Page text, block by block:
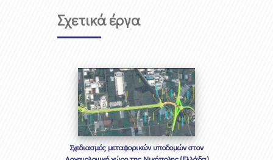
Σχετικά έργα
Σχεδιασμός μεταφορικών υποδομών στον